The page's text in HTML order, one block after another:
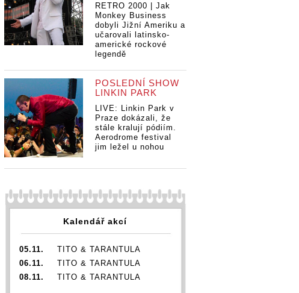
TOP 10 | Visací
Albové žně první
poloviny roku
2020
TOP 10 | Visací
zámek, Katarzia
Albové žně první
poloviny roku
2020
RETRO 2000 | Jak
Monkey Business
dobyli Jižní Ameriku a
učarovali latinsko-
americké rockové
legendě
POSLEDNÍ SHOW
LINKIN PARK
LIVE: Linkin Park v
Praze dokázali, že
stále kralují pódiím.
Aerodrome festival
jim ležel u nohou
Kalendář akcí
05.11.
TITO & TARANTULA
06.11.
TITO & TARANTULA
08.11.
TITO & TARANTULA